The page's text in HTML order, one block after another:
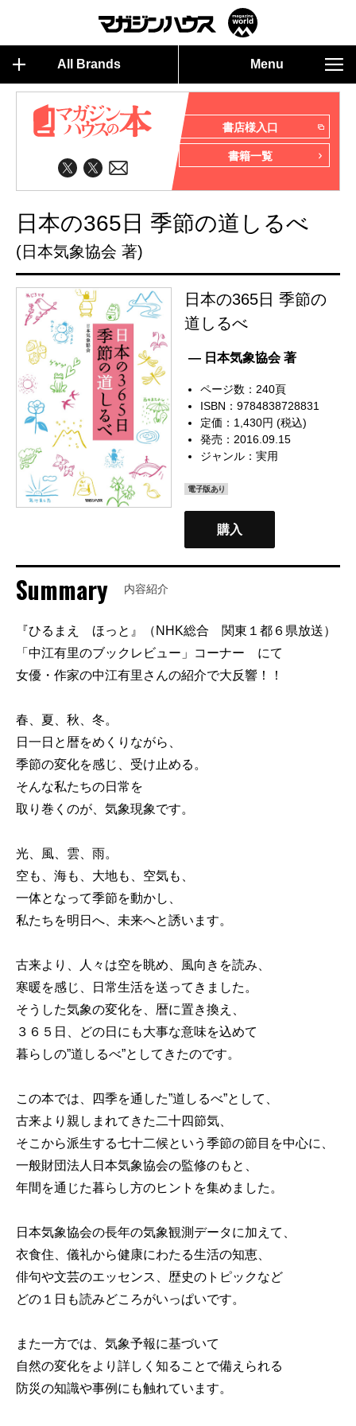
All Brands Menu
書店様入口
書籍一覧
日本の365日 季節の道しるべ
(日本気象協会 著)
日本の365日 季節の
道しるべ
— 日本気象協会 著
ページ数：240頁
ISBN：9784838728831
定価：1,430円 (税込)
発売：2016.09.15
ジャンル：実用
電子版あり
購入
Summary 内容紹介
『ひるまえ ほっと』（NHK総合 関東１都６県放送）
「中江有里のブックレビュー」コーナー にて
女優・作家の中江有里さんの紹介で大反響！！
春、夏、秋、冬。
日一日と暦をめくりながら、
季節の変化を感じ、受け止める。
そんな私たちの日常を
取り巻くのが、気象現象です。
光、風、雲、雨。
空も、海も、大地も、空気も、
一体となって季節を動かし、
私たちを明日へ、未来へと誘います。
古来より、人々は空を眺め、風向きを読み、
寒暖を感じ、日常生活を送ってきました。
そうした気象の変化を、暦に置き換え、
３６５日、どの日にも大事な意味を込めて
暮らしの”道しるべ”としてきたのです。
この本では、四季を通した”道しるべ”として、
古来より親しまれてきた二十四節気、
そこから派生する七十二候という季節の節目を中心に、
一般財団法人日本気象協会の監修のもと、
年間を通じた暮らし方のヒントを集めました。
日本気象協会の長年の気象観測データに加えて、
衣食住、儀礼から健康にわたる生活の知恵、
俳句や文芸のエッセンス、歴史のトピックなど
どの１日も読みどころがいっぱいです。
また一方では、気象予報に基づいて
自然の変化をより詳しく知ることで備えられる
防災の知識や事例にも触れています。